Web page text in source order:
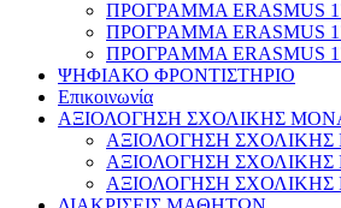
ΠΡΟΓΡΑΜΜΑ ERASMUS
ΠΡΟΓΡΑΜΜΑ ERASMUS
ΠΡΟΓΡΑΜΜΑ ERASMUS
ΨΗΦΙΑΚΟ ΦΡΟΝΤΙΣΤΗΡΙΟ
Επικοινωνία
ΑΞΙΟΛΟΓΗΣΗ ΣΧΟΛΙΚΗΣ
ΑΞΙΟΛΟΓΗΣΗ ΣΧΟΛΙΚΗΣ
ΑΞΙΟΛΟΓΗΣΗ ΣΧΟΛΙΚΗΣ
ΑΞΙΟΛΟΓΗΣΗ ΣΧΟΛΙΚΗΣ